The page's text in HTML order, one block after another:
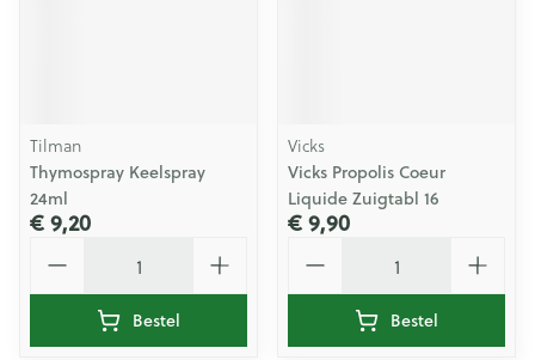
Tilman
Thymospray Keelspray
24ml
€ 9,20
Bestel
Vicks
Vicks Propolis Coeur
Liquide Zuigtabl 16
€ 9,90
Bestel